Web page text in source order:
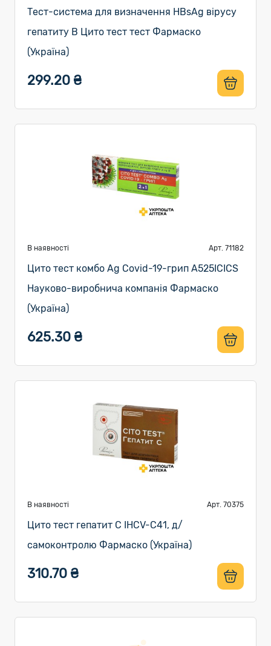
Тест-система для визначення HBsAg вірусу
гепатиту В Цито тест тест Фармаско
(Україна)
299.20 ₴
В наявності Арт. 71182
Цито тест комбо Ag Covid-19-грип A525ICICS
Науково-виробнича компанія Фармаско
(Україна)
625.30 ₴
В наявності Арт. 70375
Цито тест гепатит C IHCV-C41, д/
самоконтролю Фармаско (Україна)
310.70 ₴